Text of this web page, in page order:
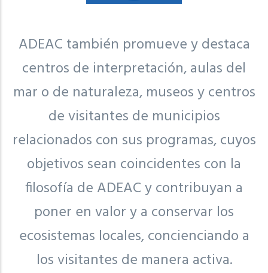
ADEAC también promueve y destaca
centros de interpretación, aulas del
mar o de naturaleza, museos y centros
de visitantes de municipios
relacionados con sus programas, cuyos
objetivos sean coincidentes con la
filosofía de ADEAC y contribuyan a
poner en valor y a conservar los
ecosistemas locales, concienciando a
los visitantes de manera activa.